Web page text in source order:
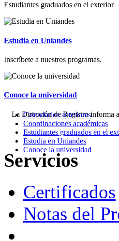
Estudiantes graduados en el
Estudia en Uniandes
Inscríbete a nuestros programas.
Conoce la universidad
La Dirección de Registro informa
Calendarios anteriores
Coordinaciones académicas
Estudiantes graduados en el
Estudia en Uniandes
Conoce la universidad
Servicios
Certificados
Notas del